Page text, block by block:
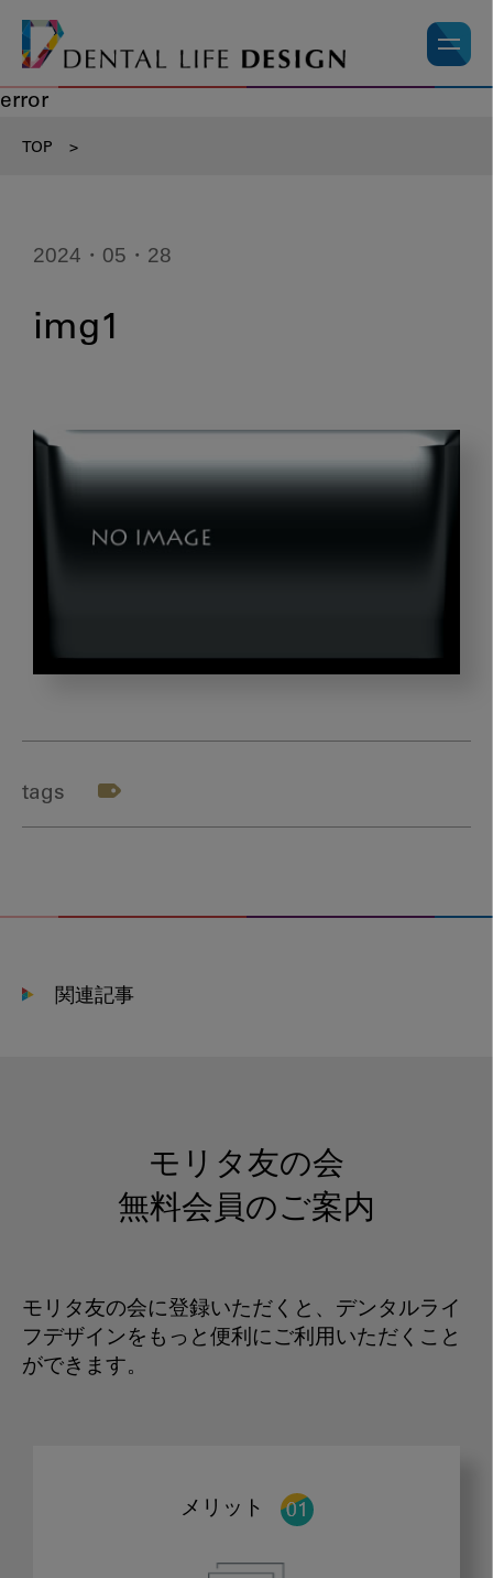
error
TOP >
2024・05・28
img1
tags
関連記事
モリタ友の会
無料会員のご案内
モリタ友の会に登録いただくと、デンタルライ
フデザインをもっと便利にご利用いただくこと
ができます。
メリット